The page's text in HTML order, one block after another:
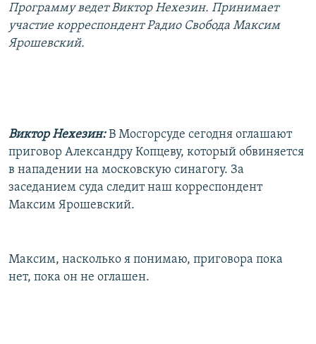
СИБИРЬ.РЕАЛИИ
РАСПИСАНИЕ ВЕЩАНИЯ
Все сайты РСЕ/РС
Программу ведет Виктор Нехезин. Принимает
участие корреспондент Радио Свобода Максим
Ярошевский.
Виктор Нехезин:В Мосгорсуде сегодня оглашают
приговор Александру Копцеву, который обвиняется
в нападении на московскую синагогу. За
заседанием суда следит наш корреспондент
Максим Ярошевский.
Максим, насколько я понимаю, приговора пока
нет, пока он не оглашен.